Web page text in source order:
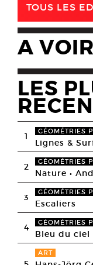
TOUS LES
A
LES
1 GÉOMÉTRIES
Lignes &
2 GÉOMÉTRIES
Nature •
3 GÉOMÉTRIES
Escaliers
4 GÉOMÉTRIES
Bleu du ciel
ART